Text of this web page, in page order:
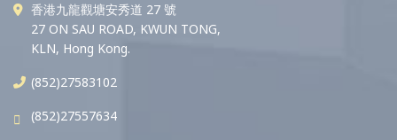
香港九龍觀塘安秀道 27 號
27 ON SAU ROAD, KWUN TONG,
KLN, Hong Kong.
(852)27583102
(852)27557634